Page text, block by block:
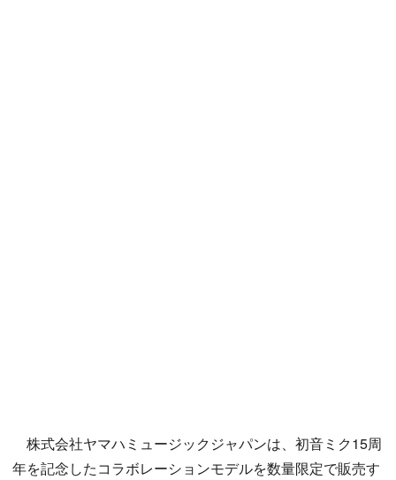
株式会社ヤマハミュージックジャパンは、初音ミク15周
年を記念したコラボレーションモデルを数量限定で販売す